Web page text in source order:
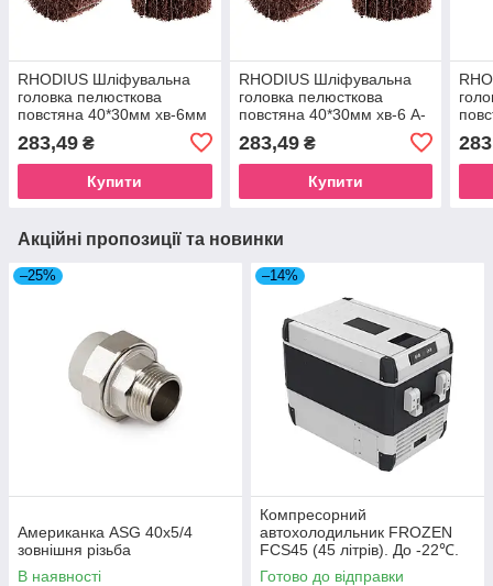
RHODIUS Шліфувальна
головка пелюсткова
повстяна 40*30мм хв-6мм
нержавіюа сталь,
кольорові
283,49 ₴
Купити
RHODIUS Шліфувальна
головка пелюсткова
повстяна 40*30мм хв-6 A-
нержавіюча
сталь,кольорові
283,49₴
Купити
Акційні пропозиції та новинки
–25%
Американка ASG 40x5/4
зовнішня різьба
В наявності
–14%
Компресорний
автохолодильник FROZEN
FCS45 (45 літрів). До -22℃.
Живлення 12, 24, 220 вольт
Готово до відправки